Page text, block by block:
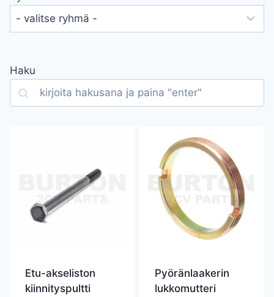
Haku
Search
Etu-akseliston
kiinnityspultti
Pyöränlaakerin
lukkomutteri